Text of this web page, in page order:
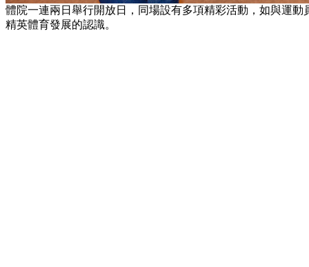
體院一連兩日舉行開放日，同場設有多項精彩活動，如與運
精英體育發展的認識。